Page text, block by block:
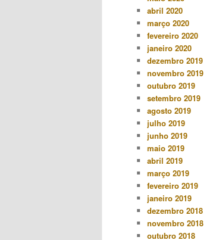
abril 2020
março 2020
fevereiro 2020
janeiro 2020
dezembro 2019
novembro 2019
outubro 2019
setembro 2019
agosto 2019
julho 2019
junho 2019
maio 2019
abril 2019
março 2019
fevereiro 2019
janeiro 2019
dezembro 2018
novembro 2018
outubro 2018